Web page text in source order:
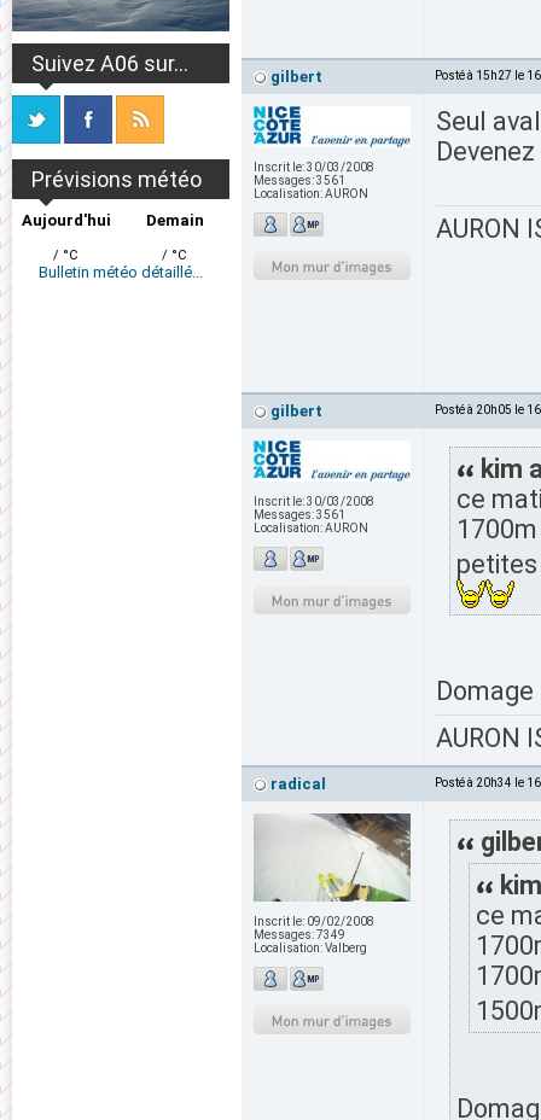
Suivez A06 sur...
Prévisions météo
Aujourd'hui
/ °C
Demain
/ °C
Bulletin météo détaillé...
gilbert Posté à 15h27 le
Inscrit le:30/03/2008
Messages:3561
Localisation:AURON
Seul
AURON
gilbert Posté à 20h05 le
Inscrit le:30/03/2008
Messages:3561
Localisation:AURON
kim
ce
AURON
radical Posté à 20h34 le
Inscrit le: 09/02/2008
Messages:7349
Localisation:Valberg
ce